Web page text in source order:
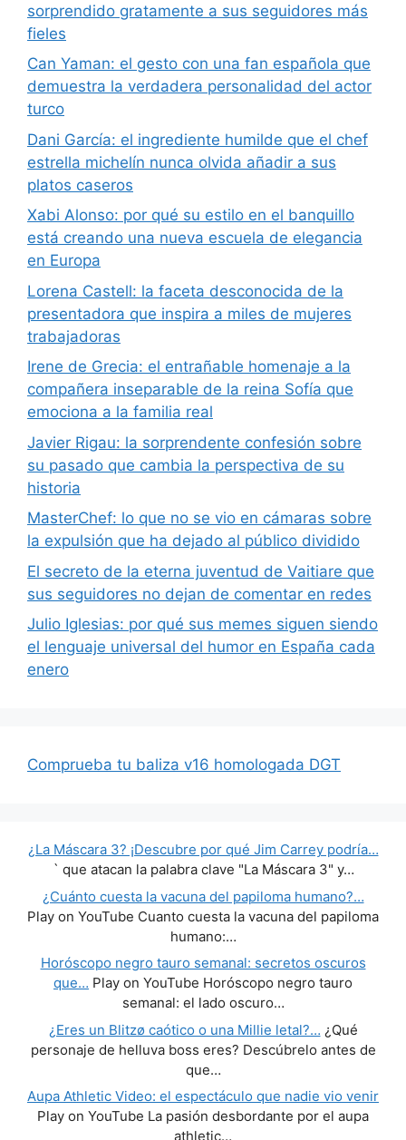
sorprendido gratamente a sus seguidores más
fieles
Can Yaman: el gesto con una fan española que
demuestra la verdadera personalidad del actor
turco
Dani García: el ingrediente humilde que el chef
estrella michelín nunca olvida añadir a sus
platos caseros
Xabi Alonso: por qué su estilo en el banquillo
está creando una nueva escuela de elegancia
en Europa
Lorena Castell: la faceta desconocida de la
presentadora que inspira a miles de mujeres
trabajadoras
Irene de Grecia: el entrañable homenaje a la
compañera inseparable de la reina Sofía que
emociona a la familia real
Javier Rigau: la sorprendente confesión sobre
su pasado que cambia la perspectiva de su
historia
MasterChef: lo que no se vio en cámaras sobre
la expulsión que ha dejado al público dividido
El secreto de la eterna juventud de Vaitiare que
sus seguidores no dejan de comentar en redes
Julio Iglesias: por qué sus memes siguen siendo
el lenguaje universal del humor en España cada
enero
Comprueba tu baliza v16 homologada DGT
¿La Máscara 3? ¡Descubre por qué Jim Carrey podría…
` que atacan la palabra clave "La Máscara 3" y…
¿Cuánto cuesta la vacuna del papiloma humano?…
Play on YouTube Cuanto cuesta la vacuna del papiloma
humano:…
Horóscopo negro tauro semanal: secretos oscuros
que… Play on YouTube Horóscopo negro tauro
semanal: el lado oscuro…
¿Eres un Blitzø caótico o una Millie letal?… ¿Qué
personaje de helluva boss eres? Descúbrelo antes de
que…
Aupa Athletic Video: el espectáculo que nadie vio venir
Play on YouTube La pasión desbordante por el aupa
athletic…